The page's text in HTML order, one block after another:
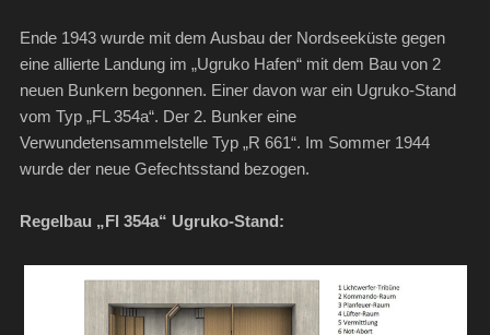
Ende 1943 wurde mit dem Ausbau der Nordseeküste gegen
eine allierte Landung im „Ugruko Hafen“ mit dem Bau von 2
neuen Bunkern begonnen. Einer davon war ein Ugruko-Stand
vom Typ „FL 354a“. Der 2. Bunker eine
Verwundetensammelstelle Typ „R 661“. Im Sommer 1944
wurde der neue Gefechtsstand bezogen.
Regelbau „Fl 354a“ Ugruko-Stand: